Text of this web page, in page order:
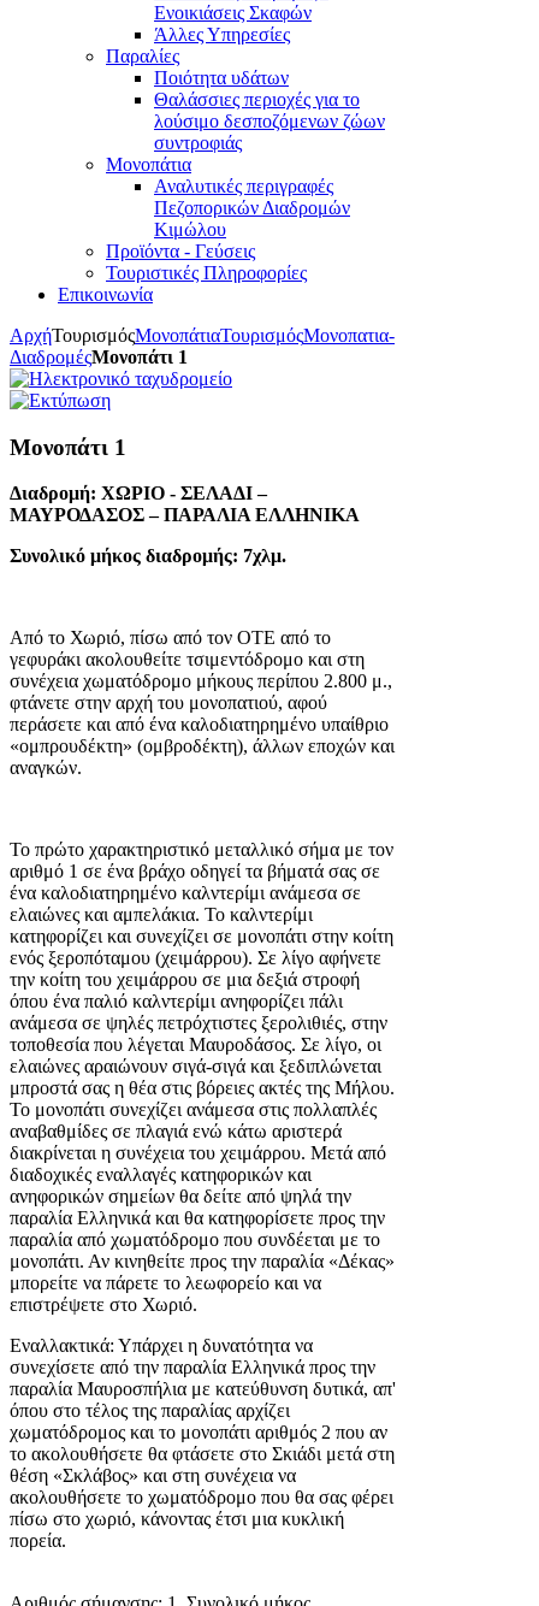
Ενοικιάσεις Σκαφών
Άλλες Υπηρεσίες
Παραλίες
Ποιότητα υδάτων
Θαλάσσιες περιοχές για το
λούσιμο δεσποζόμενων ζώων
συντροφιάς
Μονοπάτια
Αναλυτικές περιγραφές
Πεζοπορικών Διαδρομών
Κιμώλου
Προϊόντα - Γεύσεις
Τουριστικές Πληροφορίες
Επικοινωνία
ΑρχήΤουρισμόςΜονοπάτιαΤουρισμόςΜονοπατια-
ΔιαδρομέςΜονοπάτι 1
Μονοπάτι 1
Διαδρομή: ΧΩΡΙΟ - ΣΕΛΑΔΙ –
ΜΑΥΡΟΔΑΣΟΣ – ΠΑΡΑΛΙΑ ΕΛΛΗΝΙΚΑ
Συνολικό μήκος διαδρομής: 7χλμ.
Από το Χωριό, πίσω από τον ΟΤΕ από το
γεφυράκι ακολουθείτε τσιμεντόδρομο και στη
συνέχεια χωματόδρομο μήκους περίπου 2.800 μ.,
φτάνετε στην αρχή του μονοπατιού, αφού
περάσετε και από ένα καλοδιατηρημένο υπαίθριο
«ομπρουδέκτη» (ομβροδέκτη), άλλων εποχών και
αναγκών.
Το πρώτο χαρακτηριστικό μεταλλικό σήμα με τον
αριθμό 1 σε ένα βράχο οδηγεί τα βήματά σας σε
ένα καλοδιατηρημένο καλντερίμι ανάμεσα σε
ελαιώνες και αμπελάκια. Το καλντερίμι
κατηφορίζει και συνεχίζει σε μονοπάτι στην κοίτη
ενός ξεροπόταμου (χειμάρρου). Σε λίγο αφήνετε
την κοίτη του χειμάρρου σε μια δεξιά στροφή
όπου ένα παλιό καλντερίμι ανηφορίζει πάλι
ανάμεσα σε ψηλές πετρόχτιστες ξερολιθιές, στην
τοποθεσία που λέγεται Μαυροδάσος. Σε λίγο, οι
ελαιώνες αραιώνουν σιγά-σιγά και ξεδιπλώνεται
μπροστά σας η θέα στις βόρειες ακτές της Μήλου.
Το μονοπάτι συνεχίζει ανάμεσα στις πολλαπλές
αναβαθμίδες σε πλαγιά ενώ κάτω αριστερά
διακρίνεται η συνέχεια του χειμάρρου. Μετά από
διαδοχικές εναλλαγές κατηφορικών και
ανηφορικών σημείων θα δείτε από ψηλά την
παραλία Ελληνικά και θα κατηφορίσετε προς την
παραλία από χωματόδρομο που συνδέεται με το
μονοπάτι. Αν κινηθείτε προς την παραλία «Δέκας»
μπορείτε να πάρετε το λεωφορείο και να
επιστρέψετε στο Χωριό.
Εναλλακτικά: Υπάρχει η δυνατότητα να
συνεχίσετε από την παραλία Ελληνικά προς την
παραλία Μαυροσπήλια με κατεύθυνση δυτικά, απ'
όπου στο τέλος της παραλίας αρχίζει
χωματόδρομος και το μονοπάτι αριθμός 2 που αν
το ακολουθήσετε θα φτάσετε στο Σκιάδι μετά στη
θέση «Σκλάβος» και στη συνέχεια να
ακολουθήσετε το χωματόδρομο που θα σας φέρει
πίσω στο χωριό, κάνοντας έτσι μια κυκλική
πορεία.